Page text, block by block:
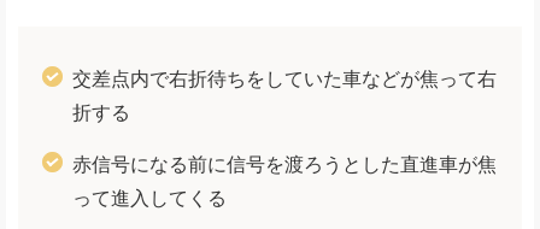
交差点内で右折待ちをしていた車などが焦って右
折する
赤信号になる前に信号を渡ろうとした直進車が焦
って進入してくる